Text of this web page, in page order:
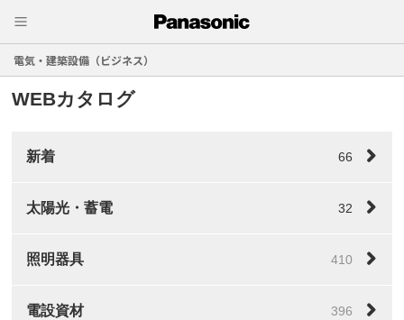
電気・建築設備（ビジネス）
WEBカタログ
新着 66
太陽光・蓄電 32
照明器具 410
電設資材 396